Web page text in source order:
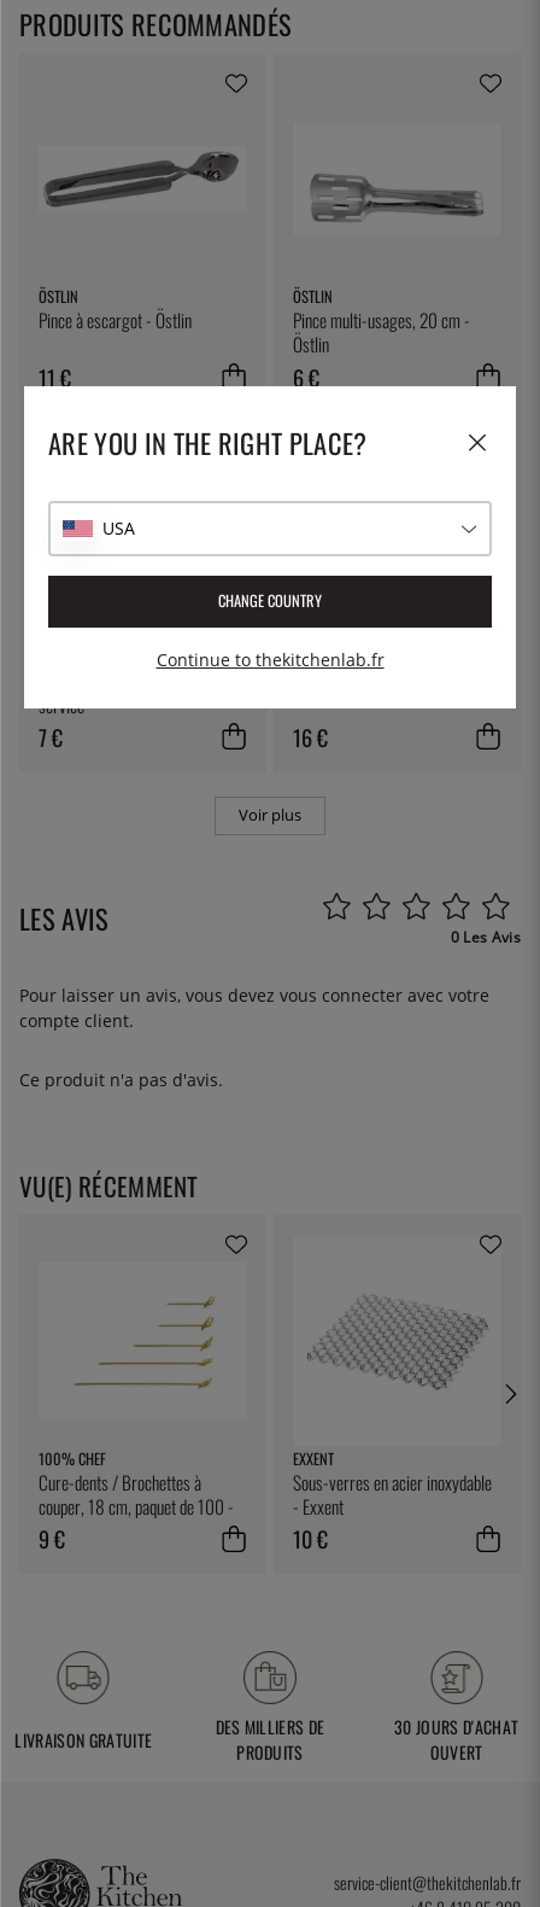
ÖSTLIN
Pince à escargot - Östlin
11 €
ÖSTLIN
Pince multi-usages, 20 cm -
Östlin
6 €
service
7 €
ÖSTLIN
16 €
Voir plus
PRODUITS RECOMMANDÉS
LES AVIS 0 Les Avis
Pour laisser un avis, vous devez vous connecter avec votre
compte client.
Ce produit n'a pas d'avis.
VU(E) RÉCEMMENT
100% CHEF
Cure-dents / Brochettes à
couper, 18 cm, paquet de 100 -
100% Chef
9 €
EXXENT
Sous-verres en acier inoxydable
- Exxent
10 €
LIVRAISON GRATUITE
DES MILLIERS DE
PRODUITS
30 JOURS D'ACHAT
OUVERT
service-client@thekitchenlab.fr
ARE YOU IN THE RIGHT PLACE?
USA
CHANGE COUNTRY
Continue to thekitchenlab.fr